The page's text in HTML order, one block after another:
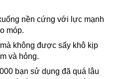
nền cứng với lực mạnh
móp.
không được sấy khô kịp
và hỏng.
bạn sử dụng đã quá lâu